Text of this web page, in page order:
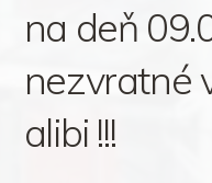
na deň
nezvratné
alibi !!!